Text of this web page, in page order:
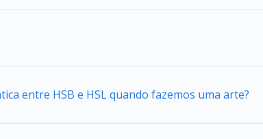
entre HSB e HSL quando fazemos uma arte?